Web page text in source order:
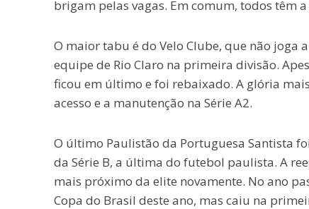
brigam pelas vagas. Em comum, todos têm
O maior tabu é do Velo Clube, que não joga
equipe de Rio Claro na primeira divisão.
ficou em último e foi rebaixado. A glória
acesso e a manutenção na Série A2.
O último Paulistão da Portuguesa Santista
da Série B, a última do futebol paulista. A
mais próximo da elite novamente. No ano
Copa do Brasil deste ano, mas caiu na